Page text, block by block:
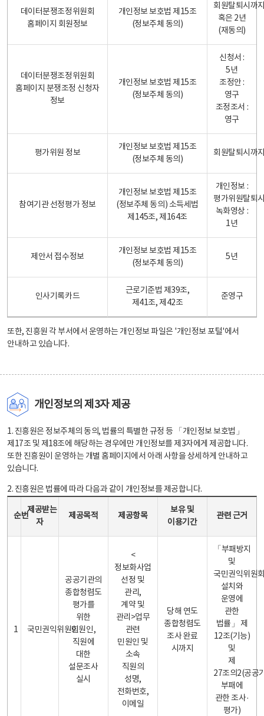
데이터분쟁조정위원회
홈페이지 회원정보
개인정보 보호법 제15조
(정보주체 동의)
회원탈퇴시까
혹은 2년
(재동의)
데이터분쟁조정위원회
홈페이지 분쟁조정 신청자
정보
개인정보 보호법 제15조
(정보주체 동의)
신청서 :
5년
조정안 :
영구
조정조서 :
영구
평가위원 정보
개인정보 보호법 제15조
(정보주체 동의)
회원탈퇴시까
참여기관 선정평가 정보
개인정보 보호법 제15조
(정보주체 동의) 소득세법
제145조, 제164조
개인정보 :
평가위원탈퇴
녹화영상 :
1년
제안서 접수정보
개인정보 보호법 제15조
(정보주체 동의)
5년
인사기록카드
근로기준법 제39조,
제41조, 제42조
준영구
또한, 진흥원 각 부서에서 운영하는 개인정보 파일은 '개인정보 포털'에서
안내하고 있습니다.
개인정보의 제3자 제공
1. 진흥원은 정보주체의 동의, 법률의 특별한 규정 등 「개인정보 보호법」
제17조 및 제18조에 해당하는 경우에만 개인정보를 제3자에게 제공합니다.
또한 진흥원이 운영하는 개별 홈페이지에서 아래 사항을 상세하게 안내하고
있습니다.
2. 진흥원은 법률에 따라 다음과 같이 개인정보를 제공합니다.
순번
제공받는
자
제공목적 제공항목
보유 및
이용기간
관련 근거
1 국민권익위원회
공공기관의
종합청렴도
평가를
위한
민원인,
직원에
대한
설문조사
실시
<
정보화사업
선정 및
관리,
계약 및
관리>업무
관련
민원인 및
소속
직원의
성명,
전화번호,
이메일
당해 연도
종합청렴도
조사 완료
시까지
「부패방지
및
국민권익위원
설치와
운영에
관한
법률」 제
12조(기능)
및
제
27조의2(공공
부패에
관한 조사·
평가)